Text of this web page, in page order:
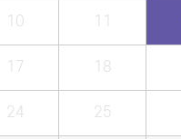
10 11
17 18
24 25